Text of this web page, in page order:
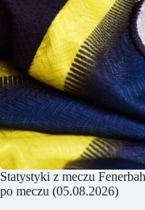
Statystyki z meczu
po meczu (05.08.2026)